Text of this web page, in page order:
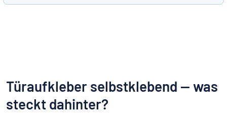
Türaufkleber selbstklebend — was
steckt dahinter?